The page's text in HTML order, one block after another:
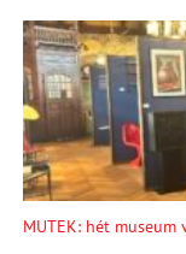
MUTEK: hét